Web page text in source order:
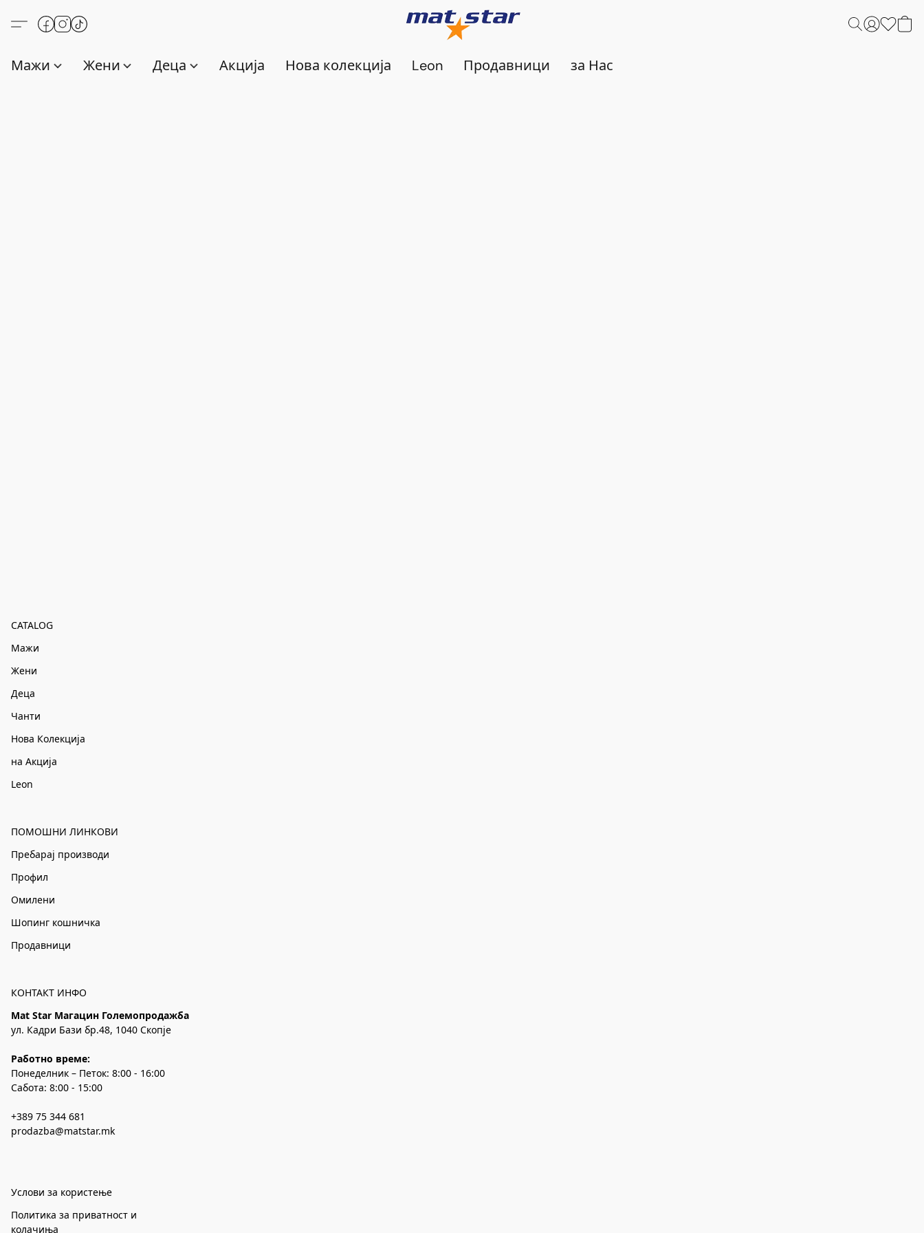
Мажи Жени Деца Акција Нова колекција Leon Продавници за Нас
CATALOG
Мажи
Жени
Деца
Чанти
Нова Колекција
на Акција
Leon
ПОМОШНИ ЛИНКОВИ
Пребарај производи
Профил
Омилени
Шопинг кошничка
Продавници
КОНТАКТ ИНФО
Mat Star Магацин Големопродажба
ул. Кадри Бази бр.48, 1040 Скопје
Работно време:
Понеделник – Петок: 8:00 - 16:00
Сабота: 8:00 - 15:00
+389 75 344 681
prodazba@matstar.mk
Услови за користење
Политика за приватност и
колачиња